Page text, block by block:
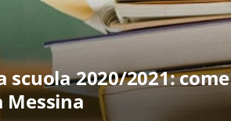
scuola 2020/2021: come
Messina